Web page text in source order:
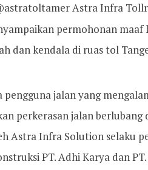
Astra Infra
permohonan maaf
dan kendala di ruas tol
jalan yang
perkerasan jalan
Astra Infra Solution selaku
PT. Adhi Karya dan